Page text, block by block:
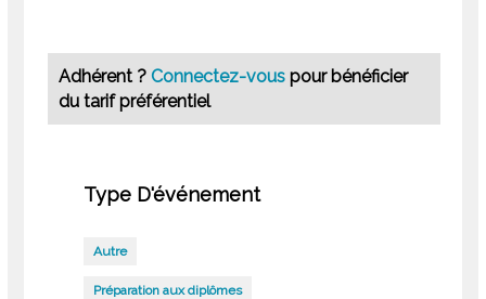
Adhérent ?Connectez-vouspour bénéficier
du tarif préférentiel
Type D'événement
Autre
Préparation aux diplômes